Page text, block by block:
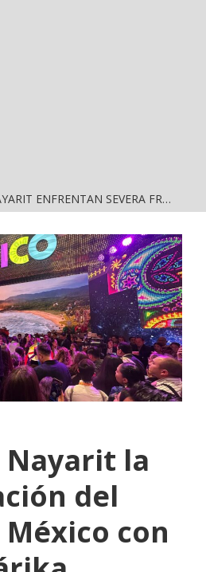
MUNICIPIOS DE NAYARIT ENFRENTAN SEVERA FRAGILIDAD FINANCIERA POR DEUDAS Y NÓMINAS
Nayarit la
del
con